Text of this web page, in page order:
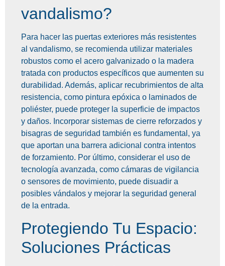
vandalismo?
Para hacer las puertas exteriores más resistentes
al vandalismo, se recomienda utilizar materiales
robustos como el acero galvanizado o la madera
tratada con productos específicos que aumenten su
durabilidad. Además, aplicar recubrimientos de alta
resistencia, como pintura epóxica o laminados de
poliéster, puede proteger la superficie de impactos
y daños. Incorporar sistemas de cierre reforzados y
bisagras de seguridad también es fundamental, ya
que aportan una barrera adicional contra intentos
de forzamiento. Por último, considerar el uso de
tecnología avanzada, como cámaras de vigilancia
o sensores de movimiento, puede disuadir a
posibles vándalos y mejorar la seguridad general
de la entrada.
Protegiendo Tu Espacio:
Soluciones Prácticas